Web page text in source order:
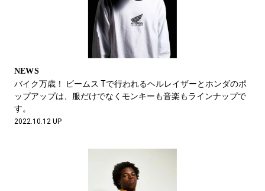
NEWS
バイク万歳！ ビームス Tで行われるヘルレイザーとホンダのポ
ップアップは、服だけでなくモンキーも音楽もラインナップで
す。
2022.10.12 UP